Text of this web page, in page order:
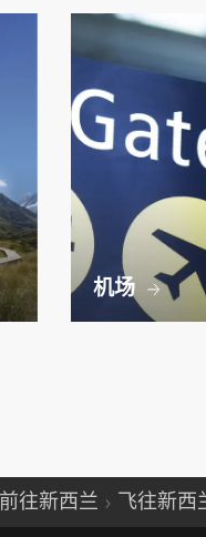
机场
前往新西兰 飞往新